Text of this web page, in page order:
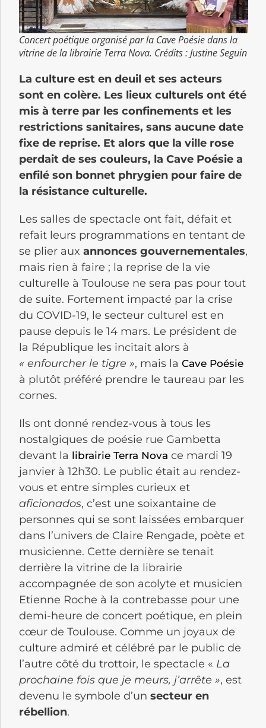
Concert poétique organisé par la Cave Poésie dans la
vitrine de la librairie Terra Nova. Crédits : Justine Seguin
La culture est en deuil et ses acteurs
sont en colère. Les lieux culturels ont été
mis à terre par les confinements et les
restrictions sanitaires, sans aucune date
fixe de reprise. Et alors que la ville rose
perdait de ses couleurs, la Cave Poésie a
enfilé son bonnet phrygien pour faire de
la résistance culturelle.
Les salles de spectacle ont fait, défait et
refait leurs programmations en tentant de
se plier aux annonces gouvernementales,
mais rien à faire ; la reprise de la vie
culturelle à Toulouse ne sera pas pour tout
de suite. Fortement impacté par la crise
du COVID-19, le secteur culturel est en
pause depuis le 14 mars. Le président de
la République les incitait alors à
« enfourcher le tigre », mais la Cave Poésie
à plutôt préféré prendre le taureau par les
cornes.
Ils ont donné rendez-vous à tous les
nostalgiques de poésie rue Gambetta
devant la librairie Terra Nova ce mardi 19
janvier à 12h30. Le public était au rendez-
vous et entre simples curieux et
aficionados, c’est une soixantaine de
personnes qui se sont laissées embarquer
dans l’univers de Claire Rengade, poète et
musicienne. Cette dernière se tenait
derrière la vitrine de la librairie
accompagnée de son acolyte et musicien
Etienne Roche à la contrebasse pour une
demi-heure de concert poétique, en plein
cœur de Toulouse. Comme un joyaux de
culture admiré et célébré par le public de
l’autre côté du trottoir, le spectacle « La
prochaine fois que je meurs, j’arrête », est
devenu le symbole d’un secteur en
rébellion.